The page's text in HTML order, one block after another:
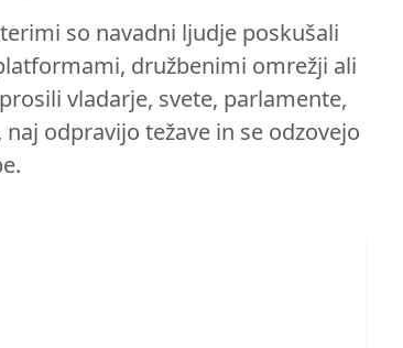
so navadni ljudje poskušali
družbenimi omrežji ali
vladarje, svete, parlamente,
odpravijo težave in se odzovejo